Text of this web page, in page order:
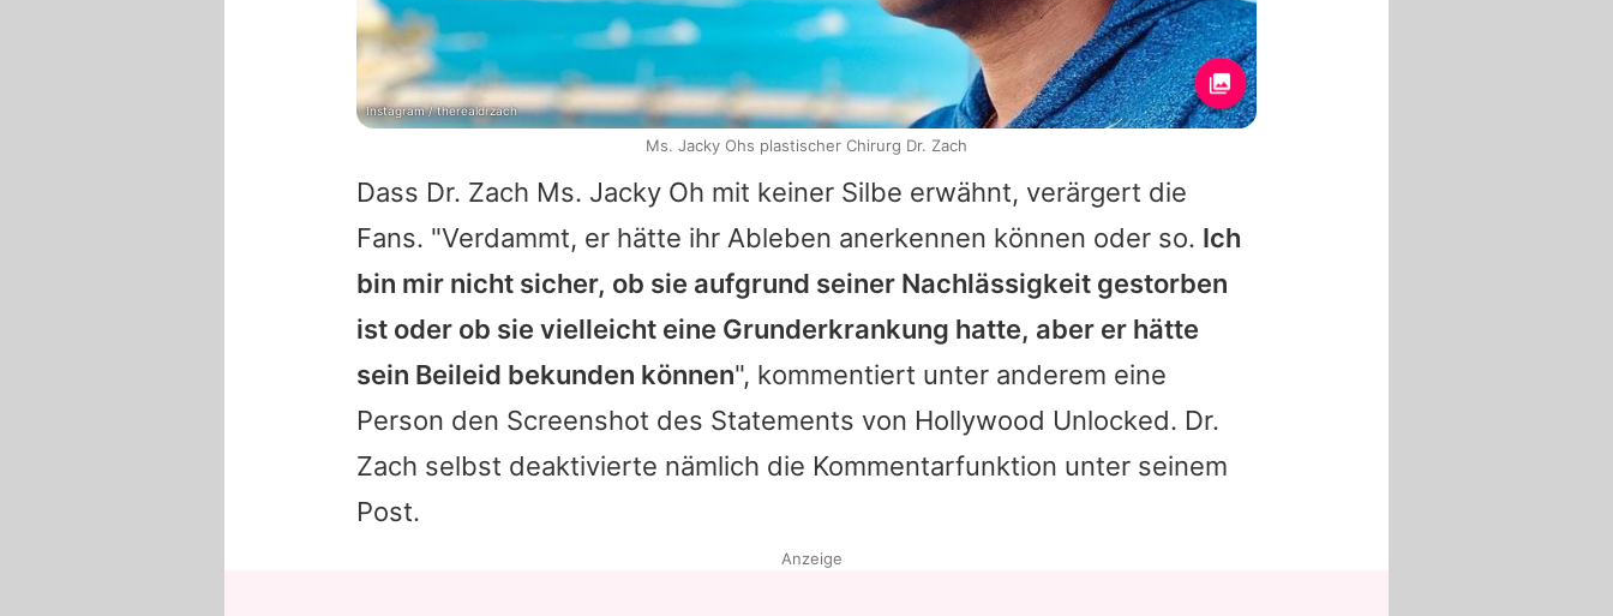
Dass Dr. Zach Ms. Jacky Oh mit keiner Silbe erwähnt, verärgert die
Fans. "Verdammt, er hätte ihr Ableben anerkennen können oder so. Ich
bin mir nicht sicher, ob sie aufgrund seiner Nachlässigkeit gestorben
ist oder ob sie vielleicht eine Grunderkrankung hatte, aber er hätte
sein Beileid bekunden können", kommentiert unter anderem eine
Person den Screenshot des Statements von Hollywood Unlocked. Dr.
Zach selbst deaktivierte nämlich die Kommentarfunktion unter seinem
Post.
Instagram / therealdrzach
Ms. Jacky Ohs plastischer Chirurg Dr. Zach
Anzeige